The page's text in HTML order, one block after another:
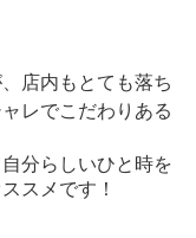
店内もとても落ち
レでこだわりある
分らしいひと時を
スメです！